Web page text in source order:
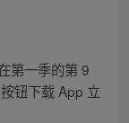
第一季的第 9
钮下载 App 立